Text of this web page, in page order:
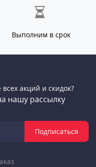
Выполним в срок
акций и скидок?
нашу рассылку
Подписаться